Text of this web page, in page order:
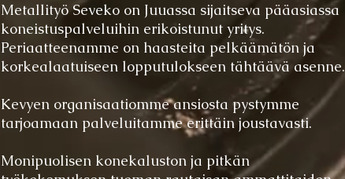
Metallityö Seveko on Juuassa sijaitseva pääasiassa
koneistuspalveluihin erikoistunut yritys.
Periaatteenamme on haasteita pelkäämätön ja
korkealaatuiseen lopputulokseen tähtäävä asenne.
Kevyen organisaatiomme ansiosta pystymme
tarjoamaan palveluitamme erittäin joustavasti.
Monipuolisen konekaluston ja pitkän